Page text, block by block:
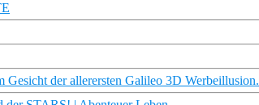
der allerersten Galileo 3D Werbeillusion.